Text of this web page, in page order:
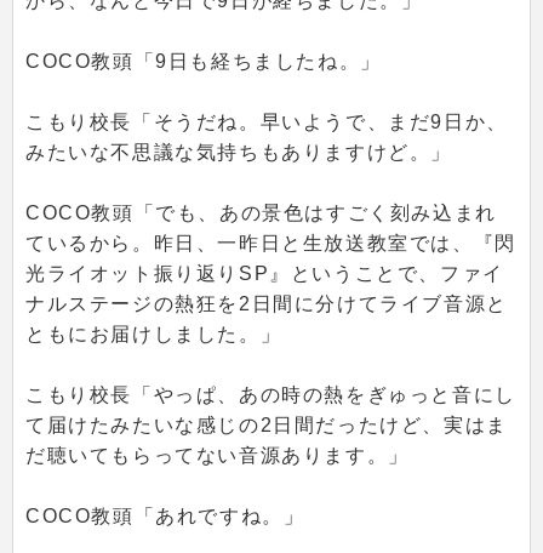
COCO教頭「9日も経ちましたね。」
こもり校長「そうだね。早いようで、まだ9日か、
みたいな不思議な気持ちもありますけど。」
COCO教頭「でも、あの景色はすごく刻み込まれ
ているから。昨日、一昨日と生放送教室では、『閃
光ライオット振り返りSP』ということで、ファイ
ナルステージの熱狂を2日間に分けてライブ音源と
ともにお届けしました。」
こもり校長「やっぱ、あの時の熱をぎゅっと音にし
て届けたみたいな感じの2日間だったけど、実はま
だ聴いてもらってない音源あります。」
COCO教頭「あれですね。」